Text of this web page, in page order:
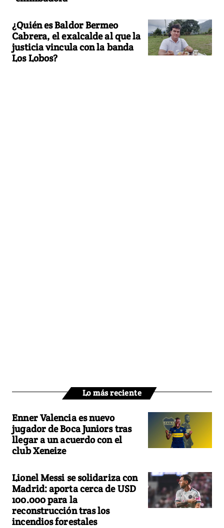
¿Quién es Baldor Bermeo
Cabrera, el exalcalde al que la
justicia vincula con la banda
Los Lobos?
Lo más reciente
Enner Valencia es nuevo
jugador de Boca Juniors tras
llegar a un acuerdo con el
club Xeneize
Lionel Messi se solidariza con
Madrid: aporta cerca de USD
100.000 para la
reconstrucción tras los
incendios forestales